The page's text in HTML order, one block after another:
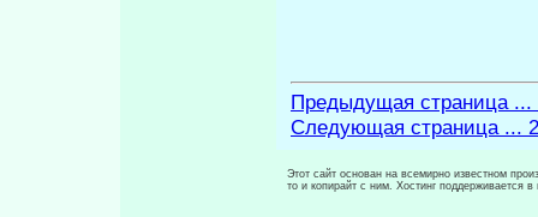
Предыдущая страница ...
Следующая страница ...
Этот сайт основан на всемирно известном
то и копирайт с ним. Хостинг поддерживается